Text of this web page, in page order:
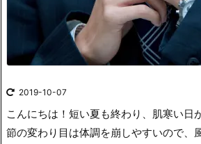
2019-10-07
こんにちは！ 短い夏も終わり、肌寒い日
節の変わり目は体調を崩しやすいので、